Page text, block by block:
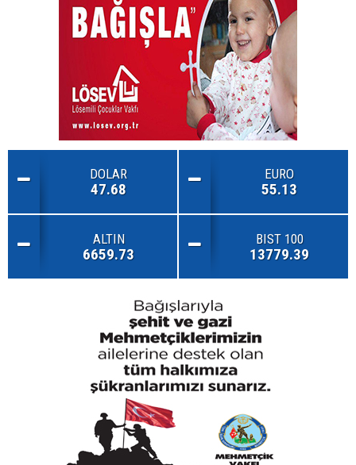
DOLAR
47.68
EURO
55.13
ALTIN
6659.73
BIST 100
13779.39